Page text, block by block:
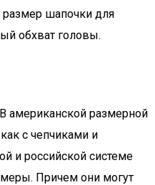
размер шапочки для
обхват головы.
американской размерной
с чепчиками и
и российской системе
Причем они могут